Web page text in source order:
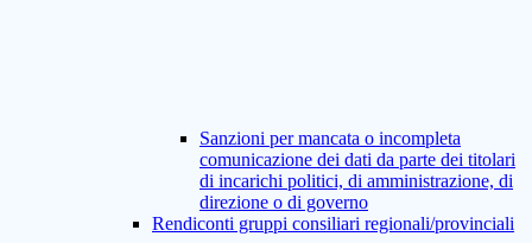
Sanzioni per mancata o incompleta
comunicazione dei dati da parte dei titolari
di incarichi politici, di amministrazione, di
direzione o di governo
Rendiconti gruppi consiliari regionali/provinciali